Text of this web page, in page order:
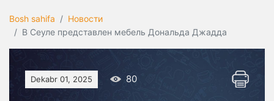
Bosh sahifa
Новости
В Сеуле представлен мебель Дональда Джадда
Dekabr 01, 2025 80